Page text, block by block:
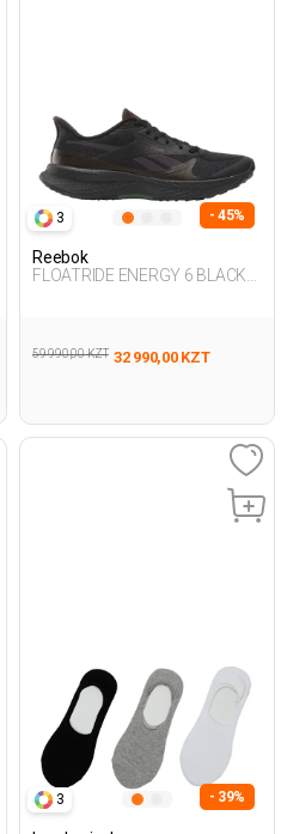
3 - 45%
Reebok
FLOATRIDE ENERGY 6 BLACK
59 990,00 KZT 32 990,00 KZT
3 - 39%